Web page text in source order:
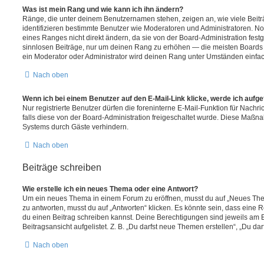
Was ist mein Rang und wie kann ich ihn ändern?
Ränge, die unter deinem Benutzernamen stehen, zeigen an, wie viele
identifizieren bestimmte Benutzer wie Moderatoren und Administratoren.
eines Ranges nicht direkt ändern, da sie von der Board-Administration
sinnlosen Beiträge, nur um deinen Rang zu erhöhen — die meisten
ein Moderator oder Administrator wird deinen Rang unter Umständen
Nach oben
Wenn ich bei einem Benutzer auf den E-Mail-Link klicke, werde ich
Nur registrierte Benutzer dürfen die foreninterne E-Mail-Funktion für
falls diese von der Board-Administration freigeschaltet wurde. Diese
Systems durch Gäste verhindern.
Nach oben
Beiträge schreiben
Wie erstelle ich ein neues Thema oder eine Antwort?
Um ein neues Thema in einem Forum zu eröffnen, musst du auf „Neues
zu antworten, musst du auf „Antworten“ klicken. Es könnte sein, dass eine
du einen Beitrag schreiben kannst. Deine Berechtigungen sind jeweils am
Beitragsansicht aufgelistet. Z. B. „Du darfst neue Themen erstellen“, „Du
Nach oben